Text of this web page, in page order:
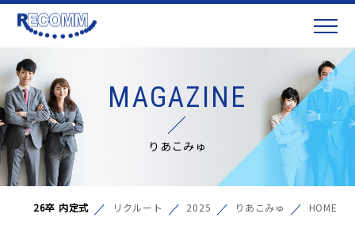
MAGAZINE
りあこみゅ
HOME
りあこみゅ
2025
リクルート
26卒 内定式